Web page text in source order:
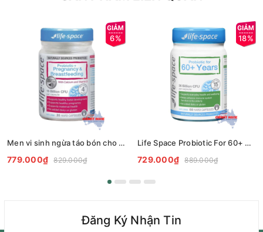
6%
Men vi sinh ngừa táo bón cho bà bầu Life Space Probiotic for Pregnancy & Breastfeeding
779.000₫ 829.000₫
18%
Life Space Probiotic For 60+ Years - Viên uống bổ sung vi sinh cho người lớn trên 60 tuổi 60 viên
729.000₫ 889.000₫
Đăng Ký Nhận Tin